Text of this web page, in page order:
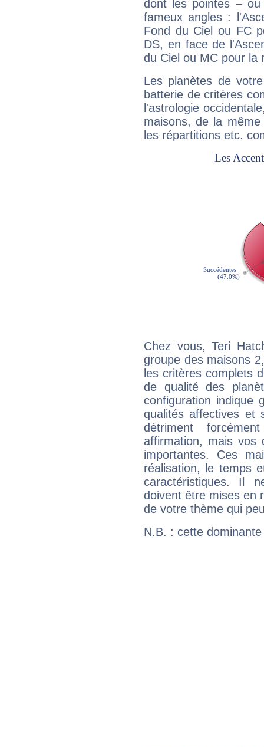
dont les pointes –
fameux angles :
Fond du Ciel ou FC
DS, en face de
du Ciel ou MC pour la
Les planètes de
batterie de critères
l'astrologie
maisons, de la
les répartitions etc.
Chez vous, Teri
groupe des maisons
les critères complets
de qualité des
configuration indique
qualités affectives et
détriment
affirmation, mais
importantes. Ces
réalisation, le temps
caractéristiques. Il
doivent être mises en
de votre thème qui
N.B. : cette